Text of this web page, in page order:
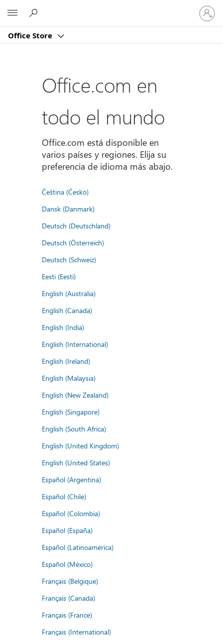
Office Store
Iniciar
sesión
en
cuenta
Office.com en
todo el mundo
Office.com está disponible en
varios países y regiones. Elija su
preferencia de idioma más abajo.
Čeština (Česko)
Dansk (Danmark)
Deutsch (Deutschland)
Deutsch (Österreich)
Deutsch (Schweiz)
Eesti (Eesti)
English (Australia)
English (Canada)
English (India)
English (International)
English (Ireland)
English (Malaysia)
English (New Zealand)
English (Singapore)
English (South Africa)
English (United Kingdom)
English (United States)
Español (Argentina)
Español (Chile)
Español (Colombia)
Español (España)
Español (Latinoamérica)
Español (México)
Français (Belgique)
Français (Canada)
Français (France)
Français (International)